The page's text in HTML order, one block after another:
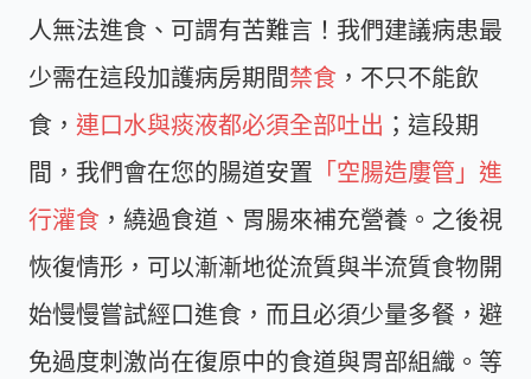
人無法進食、可謂有苦難言！我們建議病患最
少需在這段加護病房期間禁食 ，不只不能飲
食， 連口水與痰液都必須全部吐出 ；這段期
間，我們會在您的腸道安置 「空腸造廔管」進
行灌食 ，繞過食道、胃腸來補充營養。之後視
恢復情形，可以漸漸地從流質與半流質食物開
始慢慢嘗試經口進食，而且必須少量多餐，避
免過度刺激尚在復原中的食道與胃部組織。等